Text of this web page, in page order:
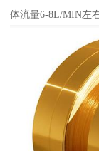
体流量6-8L/MIN左右